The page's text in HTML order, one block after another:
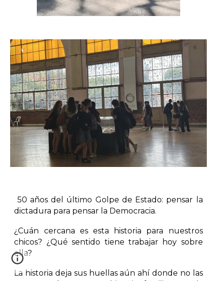
50 años del último Golpe de Estado: pensar la
dictadura para pensar la Democracia.
¿Cuán cercana es esta historia para nuestros
chicos? ¿Qué sentido tiene trabajar hoy sobre
ella?
La historia deja sus huellas aún ahí donde no las